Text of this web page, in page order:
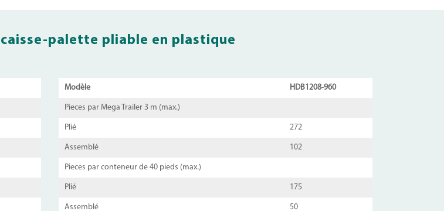
palette pliable en plastique
Modèle HDB1208-960
Pieces par Mega Trailer 3 m (max.)
Plié 272
Assemblé 102
Pieces par conteneur de 40 pieds (max.)
Plié 175
Assemblé 50